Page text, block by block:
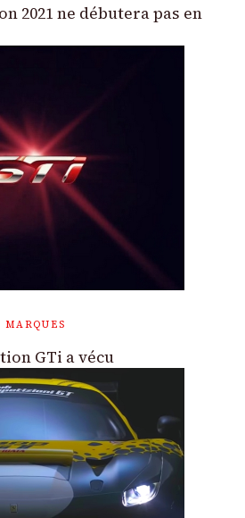
2021 ne débutera pas en
GTi a vécu